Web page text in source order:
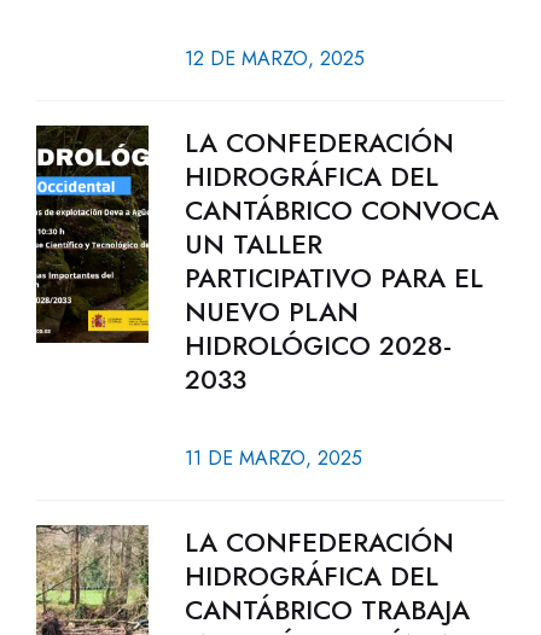
12 DE MARZO, 2025
LA CONFEDERACIÓN
HIDROGRÁFICA DEL
CANTÁBRICO CONVOCA
UN TALLER
PARTICIPATIVO PARA EL
NUEVO PLAN
HIDROLÓGICO 2028-
2033
11 DE MARZO, 2025
LA CONFEDERACIÓN
HIDROGRÁFICA DEL
CANTÁBRICO TRABAJA